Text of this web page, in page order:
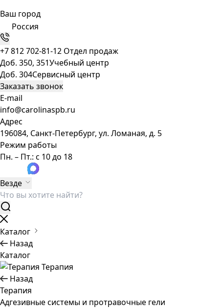
Ваш город
Россия
+7 812 702-81-12 Отдел продаж
Доб. 350, 351Учебный центр
Доб. 304Сервисный центр
Заказать звонок
E-mail
info@carolinaspb.ru
Адрес
196084, Санкт-Петербург, ул. Ломаная, д. 5
Режим работы
Пн. – Пт.: с 10 до 18
Везде
Каталог
Назад
Каталог
Терапия
Назад
Терапия
Адгезивные системы и протравочные гели